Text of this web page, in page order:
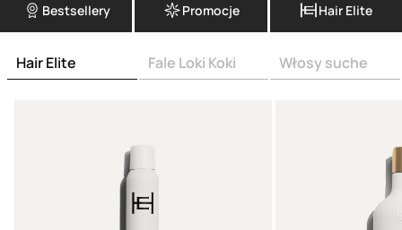
Bestsellery Promocje Hair Elite
Hair Elite Fale Loki Koki Włosy suche